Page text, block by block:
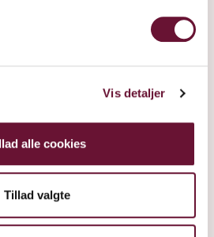
Vis detaljer
alle cookies
Tillad valgte
or blue cheeses – or as a Kir
l 17%